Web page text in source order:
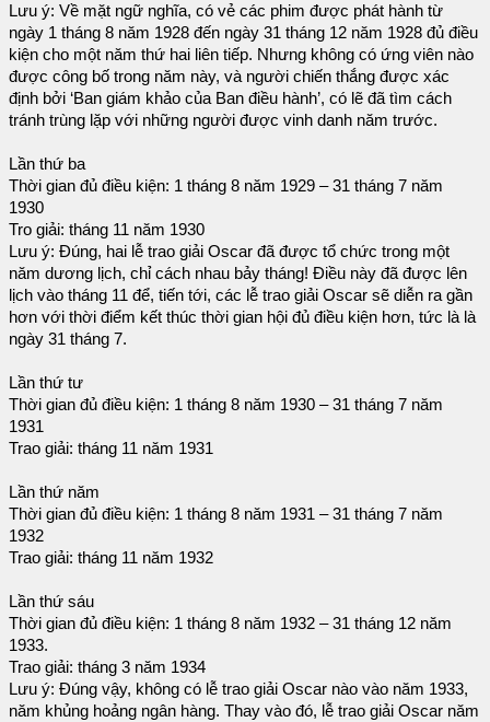
Lưu ý: Về mặt ngữ nghĩa, có vẻ các phim được phát hành từ
ngày 1 tháng 8 năm 1928 đến ngày 31 tháng 12 năm 1928 đủ điều
kiện cho một năm thứ hai liên tiếp. Nhưng không có ứng viên nào
được công bố trong năm này, và người chiến thắng được xác
định bởi ‘Ban giám khảo của Ban điều hành’, có lẽ đã tìm cách
tránh trùng lặp với những người được vinh danh năm trước.
Lần thứ ba
Thời gian đủ điều kiện: 1 tháng 8 năm 1929 – 31 tháng 7 năm
1930
Tro giải: tháng 11 năm 1930
Lưu ý: Đúng, hai lễ trao giải Oscar đã được tổ chức trong một
năm dương lịch, chỉ cách nhau bảy tháng! Điều này đã được lên
lịch vào tháng 11 để, tiến tới, các lễ trao giải Oscar sẽ diễn ra gần
hơn với thời điểm kết thúc thời gian hội đủ điều kiện hơn, tức là là
ngày 31 tháng 7.
Lần thứ tư
Thời gian đủ điều kiện: 1 tháng 8 năm 1930 – 31 tháng 7 năm
1931
Trao giải: tháng 11 năm 1931
Lần thứ năm
Thời gian đủ điều kiện: 1 tháng 8 năm 1931 – 31 tháng 7 năm
1932
Trao giải: tháng 11 năm 1932
Lần thứ sáu
Thời gian đủ điều kiện: 1 tháng 8 năm 1932 – 31 tháng 12 năm
1933.
Trao giải: tháng 3 năm 1934
Lưu ý: Đúng vậy, không có lễ trao giải Oscar nào vào năm 1933,
năm khủng hoảng ngân hàng. Thay vào đó, lễ trao giải Oscar năm